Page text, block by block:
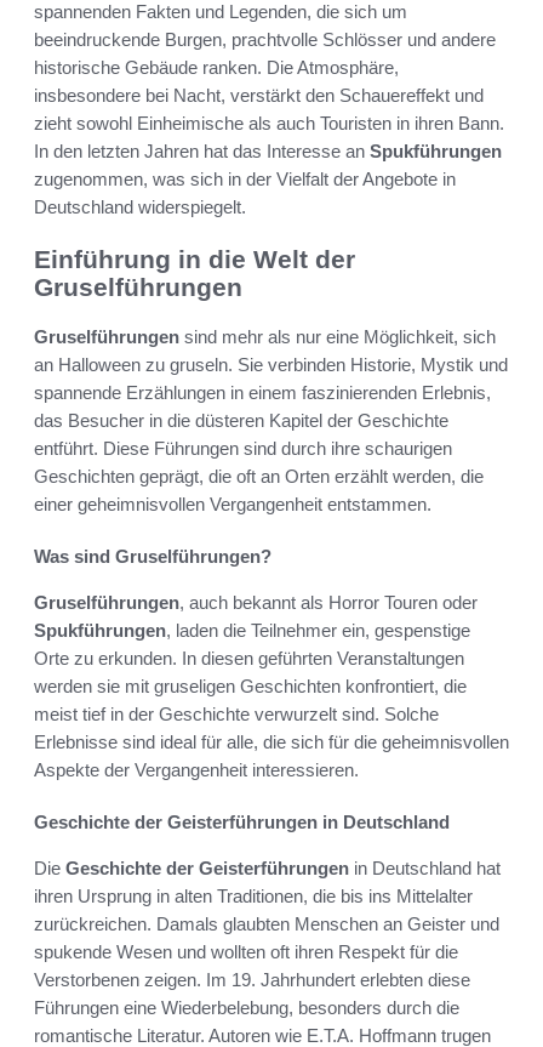
spannenden Fakten und Legenden, die sich um
beeindruckende Burgen, prachtvolle Schlösser und andere
historische Gebäude ranken. Die Atmosphäre,
insbesondere bei Nacht, verstärkt den Schauereffekt und
zieht sowohl Einheimische als auch Touristen in ihren Bann.
In den letzten Jahren hat das Interesse an Spukführungen
zugenommen, was sich in der Vielfalt der Angebote in
Deutschland widerspiegelt.
Einführung in die Welt der
Gruselführungen
Gruselführungen sind mehr als nur eine Möglichkeit, sich
an Halloween zu gruseln. Sie verbinden Historie, Mystik und
spannende Erzählungen in einem faszinierenden Erlebnis,
das Besucher in die düsteren Kapitel der Geschichte
entführt. Diese Führungen sind durch ihre schaurigen
Geschichten geprägt, die oft an Orten erzählt werden, die
einer geheimnisvollen Vergangenheit entstammen.
Was sind Gruselführungen?
Gruselführungen, auch bekannt als Horror Touren oder
Spukführungen, laden die Teilnehmer ein, gespenstige
Orte zu erkunden. In diesen geführten Veranstaltungen
werden sie mit gruseligen Geschichten konfrontiert, die
meist tief in der Geschichte verwurzelt sind. Solche
Erlebnisse sind ideal für alle, die sich für die geheimnisvollen
Aspekte der Vergangenheit interessieren.
Geschichte der Geisterführungen in Deutschland
Die Geschichte der Geisterführungen in Deutschland hat
ihren Ursprung in alten Traditionen, die bis ins Mittelalter
zurückreichen. Damals glaubten Menschen an Geister und
spukende Wesen und wollten oft ihren Respekt für die
Verstorbenen zeigen. Im 19. Jahrhundert erlebten diese
Führungen eine Wiederbelebung, besonders durch die
romantische Literatur. Autoren wie E.T.A. Hoffmann trugen